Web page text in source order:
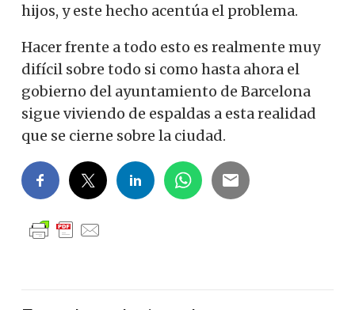
hijos, y este hecho acentúa el problema.
Hacer frente a todo esto es realmente muy
difícil sobre todo si como hasta ahora el
gobierno del ayuntamiento de Barcelona
sigue viviendo de espaldas a esta realidad
que se cierne sobre la ciudad.